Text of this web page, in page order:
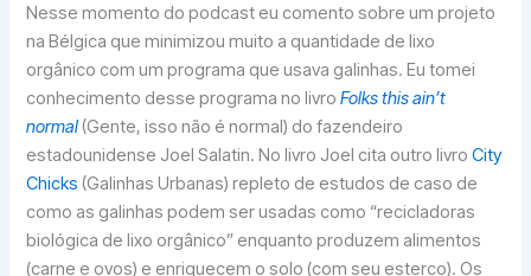
Nesse momento do podcast eu comento sobre um projeto
na Bélgica que minimizou muito a quantidade de lixo
orgânico com um programa que usava galinhas. Eu tomei
conhecimento desse programa no livroFolks this ain’t
normal (Gente, isso não é normal) do fazendeiro
estadounidense Joel Salatin. No livro Joel cita outro livroCity
Chicks (Galinhas Urbanas) repleto de estudos de caso de
como as galinhas podem ser usadas como “recicladoras
biológica de lixo orgânico” enquanto produzem alimentos
(carne e ovos) e enriquecem o solo (com seu esterco). Os